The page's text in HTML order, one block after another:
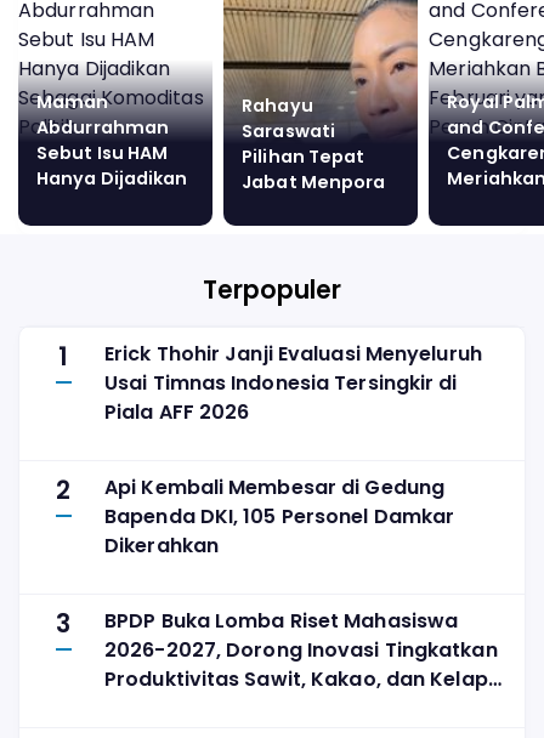
Maman
Abdurrahman
Sebut Isu HAM
Hanya Dijadikan
Komoditas
Rahayu
Saraswati
Pilihan Tepat
Jabat Menpora
Royal
and
Penuh
Terpopuler
1
Erick Thohir Janji Evaluasi Menyeluruh
Usai Timnas Indonesia Tersingkir di
Piala AFF 2026
2
Api Kembali Membesar di Gedung
Bapenda DKI, 105 Personel Damkar
Dikerahkan
3
BPDP Buka Lomba Riset Mahasiswa
2026-2027, Dorong Inovasi Tingkatkan
Produktivitas Sawit, Kakao, dan Kelapa